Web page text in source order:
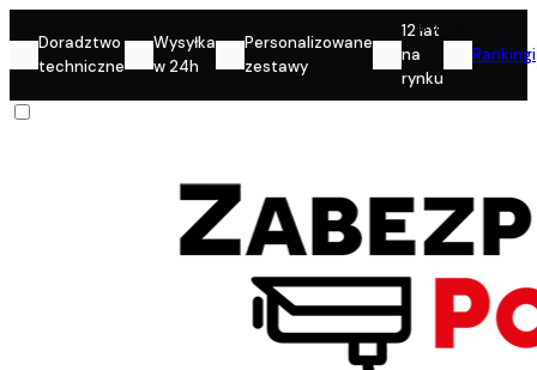
Doradztwo
techniczne
Wysyłka
w 24h
Personalizowane
zestawy
12 lat
na
rynku
Rankingi
Konto